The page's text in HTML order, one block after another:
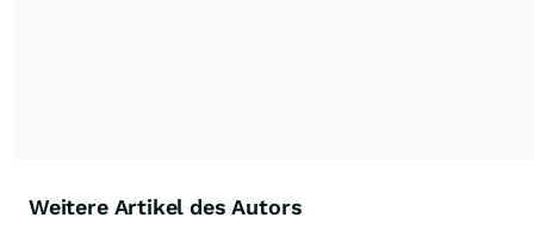
Weitere Artikel des Autors